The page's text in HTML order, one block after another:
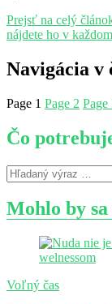
Prejsť na celý
nájdete ho v
Navigácia v
Page 1 Page 2 Page
Čo
Mohlo by
Voľný čas